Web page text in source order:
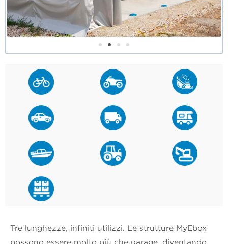
Tre lunghezze, infiniti utilizzi. Le strutture MyEbox